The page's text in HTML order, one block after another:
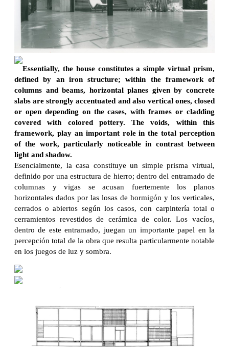
Essentially, the house constitutes a simple virtual prism,
defined by an iron structure; within the framework of
columns and beams, horizontal planes given by concrete
slabs are strongly accentuated and also vertical ones, closed
or open depending on the cases, with frames or cladding
covered with colored pottery. The voids, within this
framework, play an important role in the total perception
of the work, particularly noticeable in contrast between
light and shadow.
Esencialmente, la casa constituye un simple prisma virtual,
definido por una estructura de hierro; dentro del entramado de
columnas y vigas se acusan fuertemente los planos
horizontales dados por las losas de hormigón y los verticales,
cerrados o abiertos según los casos, con carpintería total o
cerramientos revestidos de cerámica de color. Los vacíos,
dentro de este entramado, juegan un importante papel en la
percepción total de la obra que resulta particularmente notable
en los juegos de luz y sombra.